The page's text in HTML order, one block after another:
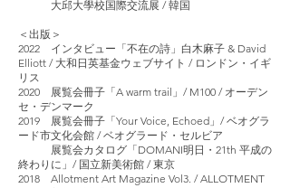
大邱大學校国際交流展 / 韓国
＜出版＞
2022 インタビュー「不在の詩」白木麻子 & David
Elliott / 大和日英基金ウェブサイト / ロンドン・イギ
リス
2020 展覧会冊子「A warm trail」/ M100 / オーデン
セ・デンマーク
2019 展覧会冊子「Your Voice, Echoed」/ ベオグラ
ード市文化会館 / ベオグラード・セルビア
展覧会カタログ「DOMANI明日・21th 平成の
終わりに」/ 国立新美術館 / 東京
2018 Allotment Art Magazine Vol3. / ALLOTMENT